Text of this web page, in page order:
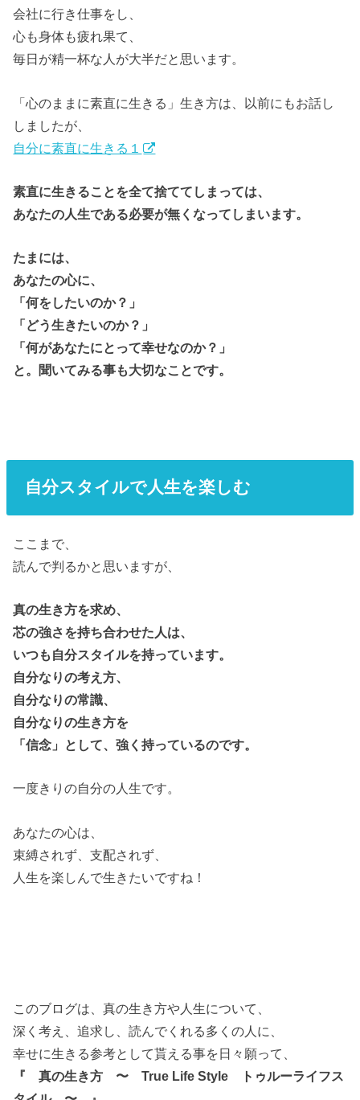
会社に行き仕事をし、
心も身体も疲れ果て、
毎日が精一杯な人が大半だと思います。
「心のままに素直に生きる」生き方は、以前にもお話し
しましたが、
自分に素直に生きる１
素直に生きることを全て捨ててしまっては、
あなたの人生である必要が無くなってしまいます。
たまには、
あなたの心に、
「何をしたいのか？」
「どう生きたいのか？」
「何があなたにとって幸せなのか？」
と。聞いてみる事も大切なことです。
自分スタイルで人生を楽しむ
ここまで、
読んで判るかと思いますが、
真の生き方を求め、
芯の強さを持ち合わせた人は、
いつも自分スタイルを持っています。
自分なりの考え方、
自分なりの常識、
自分なりの生き方を
「信念」として、強く持っているのです。
一度きりの自分の人生です。
あなたの心は、
束縛されず、支配されず、
人生を楽しんで生きたいですね！
このブログは、真の生き方や人生について、
深く考え、追求し、読んでくれる多くの人に、
幸せに生きる参考として貰える事を日々願って、
『 真の生き方 〜 True Life Style トゥルーライフス